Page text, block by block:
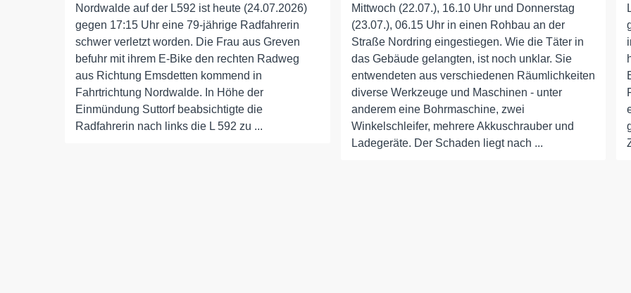
Nordwalde auf der L592 ist heute (24.07.2026)
gegen 17:15 Uhr eine 79-jährige Radfahrerin
schwer verletzt worden. Die Frau aus Greven
befuhr mit ihrem E-Bike den rechten Radweg
aus Richtung Emsdetten kommend in
Fahrtrichtung Nordwalde. In Höhe der
Einmündung Suttorf beabsichtigte die
Radfahrerin nach links die L 592 zu ...
Mittwoch (22.07.), 16.10 Uhr und Donnerstag
(23.07.), 06.15 Uhr in einen Rohbau an der
Straße Nordring eingestiegen. Wie die Täter in
das Gebäude gelangten, ist noch unklar. Sie
entwendeten aus verschiedenen Räumlichkeiten
diverse Werkzeuge und Maschinen - unter
anderem eine Bohrmaschine, zwei
Winkelschleifer, mehrere Akkuschrauber und
Ladegeräte. Der Schaden liegt nach ...